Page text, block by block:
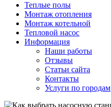
Теплые полы
Монтаж отопления
Монтаж котельной
Тепловой насос
Информация
Наши работы
Отзывы
Статьи сайта
Контакты
Услуги по городам